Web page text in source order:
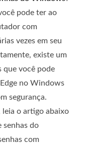
pode ter ao
com
vezes em seu
existe um
que você pode
no Windows
segurança.
leia o artigo abaixo
senhas do
com